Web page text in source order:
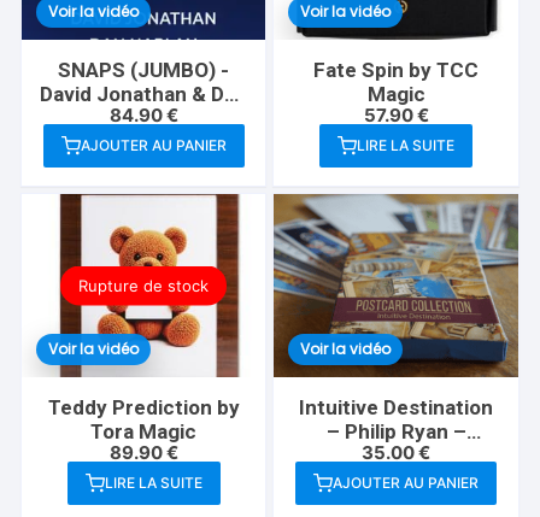
Voir la vidéo
SNAPS (JUMBO) -
David Jonathan & Dan
Harlan
84.90€
AJOUTER AU PANIER
Voir la vidéo
Fate Spin by TCC
Magic
57.90€
LIRE LA SUITE
Rupture de stock
Voir la vidéo
Teddy Prediction by
Tora Magic
89.90€
LIRE LA SUITE
Voir la vidéo
Intuitive Destination
– Philip Ryan –
(Invisible Deck
Postcards)
35.00€
AJOUTER AU PANIER